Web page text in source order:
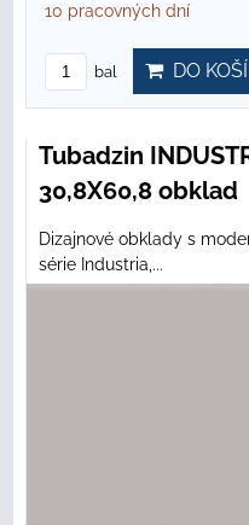
10 pracovných dní
bal DO
Tubadzin
30,8X60,8 obklad
Dizajnové obklady s
série Industria,...